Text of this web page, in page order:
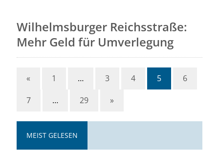
Wilhelmsburger Reichsstraße:
Mehr Geld für Umverlegung
« 1 … 3 4 5 6
7 … 29 »
MEIST GELESEN